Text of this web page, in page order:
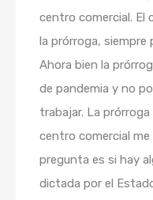
centro comercial. El
la prórroga, siempre
Ahora bien la
de pandemia y no
trabajar. La
centro comercial me
pregunta es si hay
dictada por el